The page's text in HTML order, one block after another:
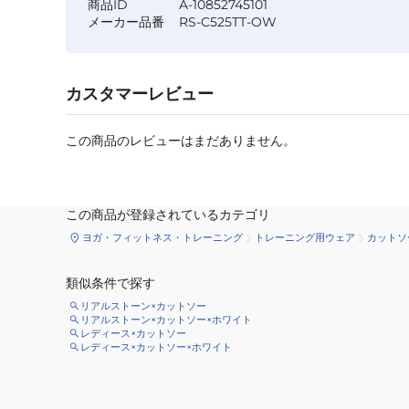
商品ID
A-10852745101
メーカー品番
RS-C525TT-OW
カスタマーレビュー
この商品のレビューはまだありません。
この商品が登録されているカテゴリ
ヨガ・フィットネス・トレーニング トレーニング用ウェア カットソ
類似条件で探す
リアルストーン×カットソー
リアルストーン×カットソー×ホワイト
レディース×カットソー
レディース×カットソー×ホワイト